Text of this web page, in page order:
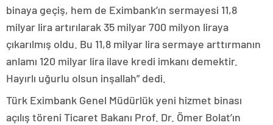
binaya geçiş, hem de Eximbank’ın sermayesi 11,8
milyar lira artırılarak 35 milyar 700 milyon liraya
çıkarılmış oldu. Bu 11,8 milyar lira sermaye arttırmanın
anlamı 120 milyar lira ilave kredi imkanı demektir.
Hayırlı uğurlu olsun inşallah” dedi.
Türk Eximbank Genel Müdürlük yeni hizmet binası
açılış töreni Ticaret Bakanı Prof. Dr. Ömer Bolat’ın